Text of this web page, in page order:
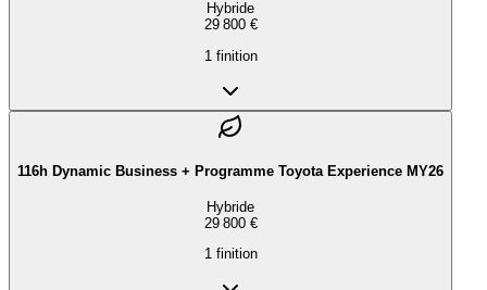
Hybride
29 800 €
1 finition
116h Dynamic Business + Programme Toyota Experience MY26
Hybride
29 800 €
1 finition